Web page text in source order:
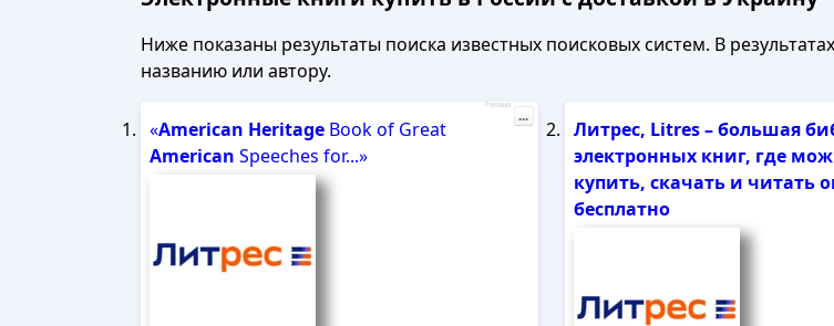
Ниже показаны результаты поиска известных поисковых систем. В
названию или автору.
«American Heritage Book of Great
American Speeches for...»
Реклама
...
Литрес, Litres – большая
электронных книг, где
купить, скачать и читать
бесплатно